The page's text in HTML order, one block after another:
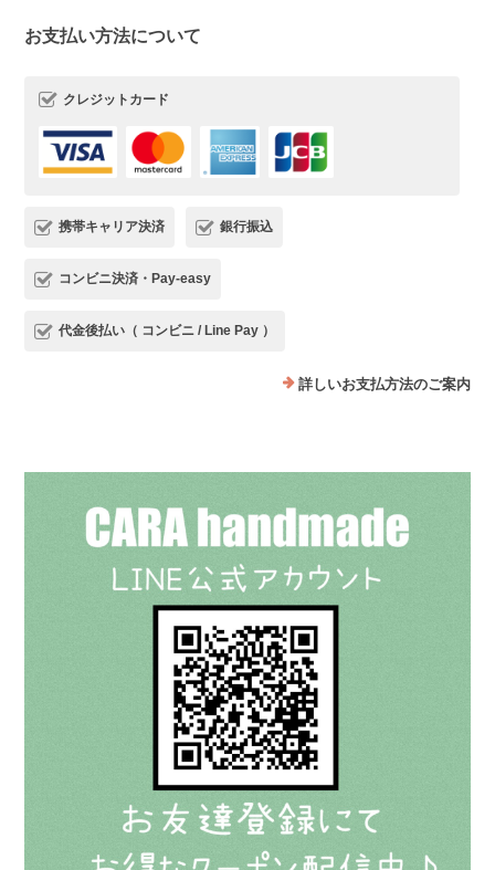
お支払い方法について
クレジットカード
携帯キャリア決済 銀行振込
コンビニ決済・Pay-easy
代金後払い（ コンビニ / Line Pay ）
詳しいお支払方法のご案内